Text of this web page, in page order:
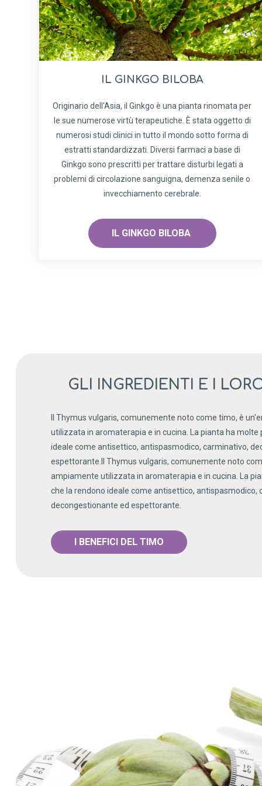
IL GINKGO BILOBA
Originario dell'Asia, il Ginkgo è una pianta rinomata per
le sue numerose virtù terapeutiche. È stata oggetto di
numerosi studi clinici in tutto il mondo sotto forma di
estratti standardizzati. Diversi farmaci a base di
Ginkgo sono prescritti per trattare disturbi legati a
problemi di circolazione sanguigna, demenza senile o
invecchiamento cerebrale.
IL GINKGO BILOBA
GLI INGREDIENTI E I
Il Thymus vulgaris, comunemente noto come timo, è
utilizzata in aromaterapia e in cucina. La pianta ha molte
ideale come antisettico, antispasmodico, carminativo,
espettorante.Il Thymus vulgaris, comunemente noto
ampiamente utilizzata in aromaterapia e in cucina. La
che la rendono ideale come antisettico, antispasmodico,
decongestionante ed espettorante.
I BENEFICI DEL TIMO